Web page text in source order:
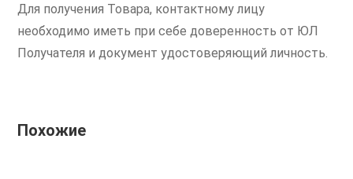
Для получения Товара, контактному лицу
необходимо иметь при себе доверенность от ЮЛ
Получателя и документ удостоверяющий личность.
Похожие